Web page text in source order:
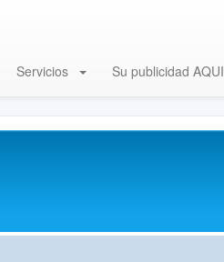
Servicios Su publicidad AQUI